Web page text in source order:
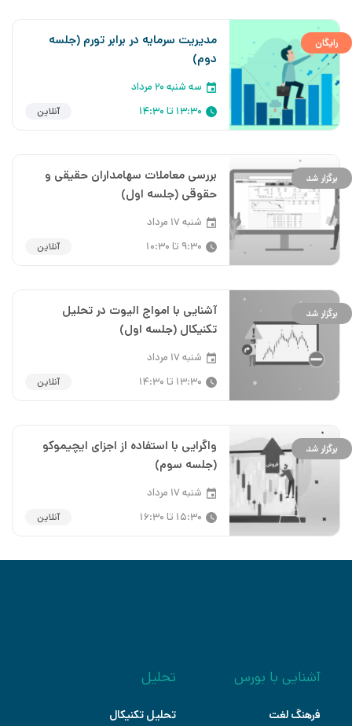
مدیریت سرمایه در برابر تورم (جلسه
دوم)
سه شنبه ۲۰ مرداد
13:30 تا 14:30
آنلاین
رایگان
بررسی معاملات سهامداران حقیقی و
حقوقی (جلسه اول)
شنبه ۱۷ مرداد
9:30 تا 10:30
آنلاین
برگزار شد
آشنایی با امواج الیوت در تحلیل
تکنیکال (جلسه اول)
شنبه ۱۷ مرداد
13:30 تا 14:30
آنلاین
برگزار شد
واگرایی با استفاده از اجزای ایچیموکو
(جلسه سوم)
شنبه ۱۷ مرداد
15:30 تا 16:30
آنلاین
برگزار شد
آشنایی با بورس
فرهنگ لغت
تحلیل
تحلیل تکنیکال